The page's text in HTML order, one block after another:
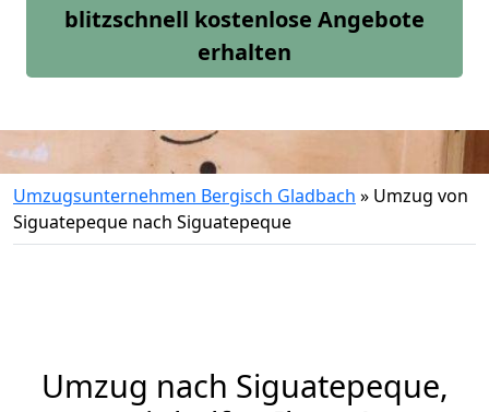
blitzschnell kostenlose Angebote
erhalten
Umzugsunternehmen Bergisch Gladbach » Umzug von
Siguatepeque nach Siguatepeque
Umzug nach Siguatepeque,